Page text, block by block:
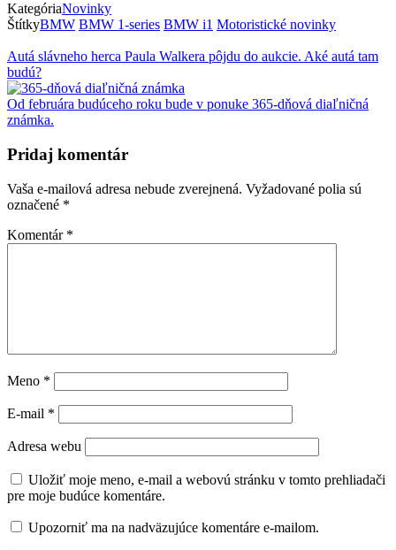
KategóriaNovinky
ŠtítkyBMW BMW 1-series BMW i1 Motoristické novinky
Autá slávneho herca Paula Walkera pôjdu do aukcie. Aké autá tam
budú?
Od februára budúceho roku bude v ponuke 365-dňová diaľničná
známka.
Pridaj komentár
Vaša e-mailová adresa nebude zverejnená. Vyžadované polia sú
označené *
Komentár *
Meno *
E-mail *
Adresa webu
Uložiť moje meno, e-mail a webovú stránku v tomto prehliadači
pre moje budúce komentáre.
Upozorniť ma na nadväzujúce komentáre e-mailom.